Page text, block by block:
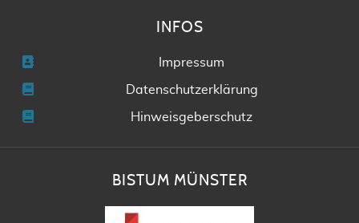
INFOS
Impressum
Datenschutzerklärung
Hinweisgeberschutz
BISTUM MÜNSTER